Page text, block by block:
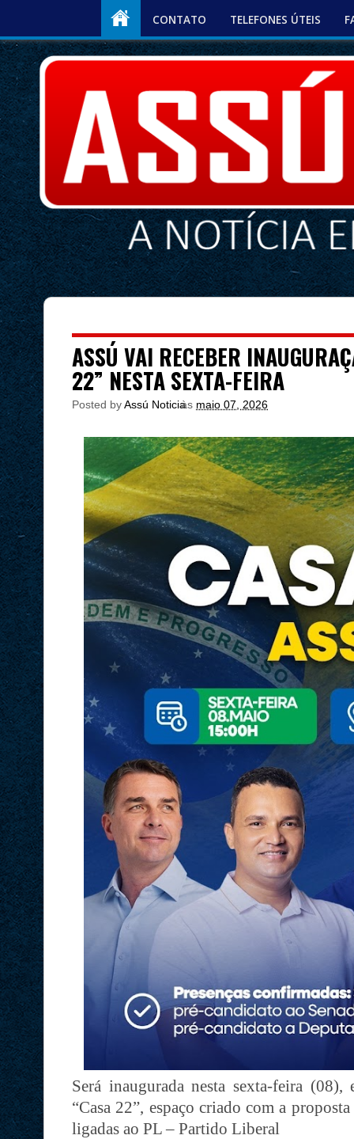
CONTATO TELEFONES ÚTEIS
ASSÚ VAI RECEBER
22” NESTA SEXTA-FEIRA
Posted byAssú Noticia
às maio 07, 2026
Será inaugurada nesta sexta-feira
“Casa 22”, espaço criado com a
ligadas ao PL – Partido Liberal